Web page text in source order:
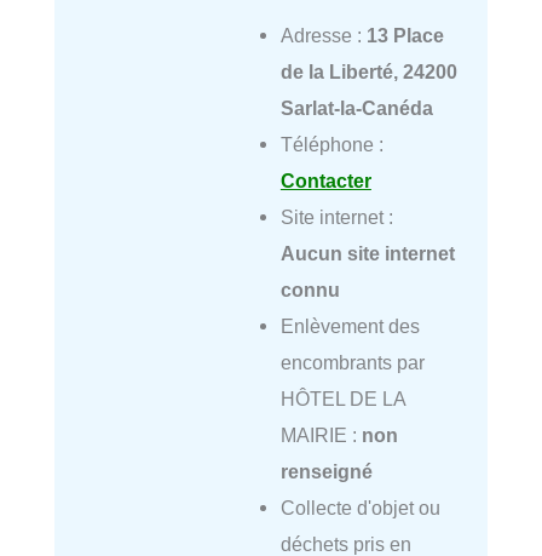
Adresse : 13 Place
de la Liberté, 24200
Sarlat-la-Canéda
Téléphone :
Contacter
Site internet :
Aucun site internet
connu
Enlèvement des
encombrants par
HÔTEL DE LA
MAIRIE : non
renseigné
Collecte d'objet ou
déchets pris en